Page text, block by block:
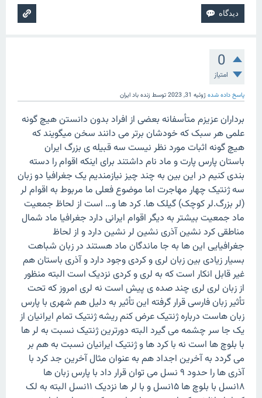
0
امتیاز
پاسخ داده شدهژوئیه 31, 2023 توسط زنده باد ایران
برداران عزیزم متأسفانه بعضی از افراد بدون دانستن هیچ گونه
علمی هر سبک که خودشان برتر می دانند سخن میگویند که
هیچ گونه اثبات مورد نظر نیست سه قبیله ی بزرگ ایران
باستان پارس پارت و ماد نام داشتند برای اینکه اقوام را دسته
بندی کنیم در این بین به چند چیز نیازمندیم یک جغرافیا دو زبان
سه ژنتیک چهار مهاجرت اما موضوع فعلی ما مربوط به اقوام لر
(لر بزرگ.لر کوچک) گیلک ها. کرد ها و… است از لحاظ جمعیت
ماد جمعیت بیشتر به دیگر اقوام ایرانی دارد جغرافیا ماد شمال
مناطقی کرد نشین آذری نشین لر نشین دارد و از لحاظ
جغرافیایی این ها به جا ماندگان ماد هستند در زبان شباهت
بسیار زیادی بین زبان لری و کردی وجود دارد و آذری باستان هم
غیر قابل انکار است که به لری و کردی نزدیک است البته منظور
از زبان لری لری چند صده ی پیش است نه لری امروز که تحت
تأثیر زبان فارسی قرار گرفته این تأثیر به دلیل هم شهری با پارس
زبان هاست درباره ژنتیک عرض کنم ریشه ژنتیک تمام ایرانیان از
یک جا سر چشمه می گیرد البته دورترین ژنتیک نسبت به لر ها
با بلوچ ها است نه با کرد ها و ژنتیک ایرانیان نسبت به هم بر
می گردد به آخرین اجداد هم به عنوان مثال آخرین جد کرد با
آذری ها را حدود ۹ نسل می توان قرار داد با پارس زبان ها
۱۸نسل با بلوچ ها ۱۵نسل و با لر ها نزدیک ۱۱نسل البته به لک